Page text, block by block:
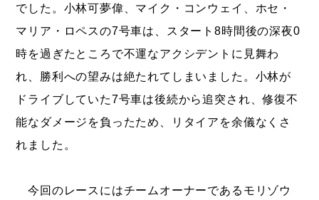
でした。小林可夢偉、マイク・コンウェイ、ホセ・
マリア・ロペスの7号車は、スタート8時間後の深夜0
時を過ぎたところで不運なアクシデントに見舞わ
れ、勝利への望みは絶たれてしまいました。小林が
ドライブしていた7号車は後続から追突され、修復不
能なダメージを負ったため、リタイアを余儀なくさ
れました。
今回のレースにはチームオーナーであるモリゾウ